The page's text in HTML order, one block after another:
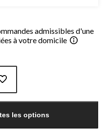
admissibles d'une
à votre domicile
les options